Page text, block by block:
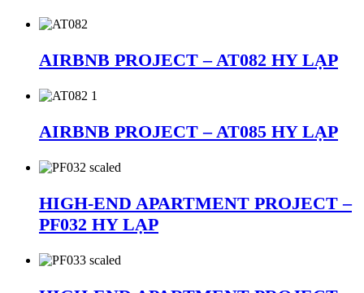
AIRBNB PROJECT – AT082 HY LẠP
AIRBNB PROJECT – AT085 HY LẠP
HIGH-END APARTMENT PROJECT –
PF032 HY LẠP